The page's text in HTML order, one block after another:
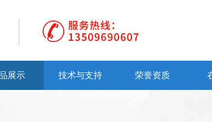
展示 技术与支持 荣誉资质